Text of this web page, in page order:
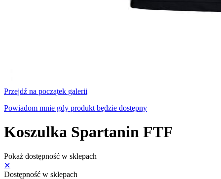
Przejdź na początek galerii
Powiadom mnie gdy produkt będzie dostępny
Koszulka Spartanin FTF
Pokaż dostępność w sklepach
✕
Dostępność w sklepach